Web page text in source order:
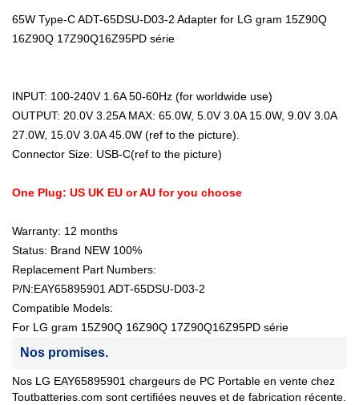
65W Type-C ADT-65DSU-D03-2 Adapter for LG gram 15Z90Q
16Z90Q 17Z90Q16Z95PD série
INPUT: 100-240V 1.6A 50-60Hz (for worldwide use)
OUTPUT: 20.0V 3.25A MAX: 65.0W, 5.0V 3.0A 15.0W, 9.0V 3.0A
27.0W, 15.0V 3.0A 45.0W (ref to the picture).
Connector Size: USB-C(ref to the picture)
One Plug: US UK EU or AU for you choose
Warranty: 12 months
Status: Brand NEW 100%
Replacement Part Numbers:
P/N:EAY65895901 ADT-65DSU-D03-2
Compatible Models:
For LG gram 15Z90Q 16Z90Q 17Z90Q16Z95PD série
Nos promises.
Nos LG EAY65895901 chargeurs de PC Portable en vente chez
Toutbatteries.com sont certifiées neuves et de fabrication récente.